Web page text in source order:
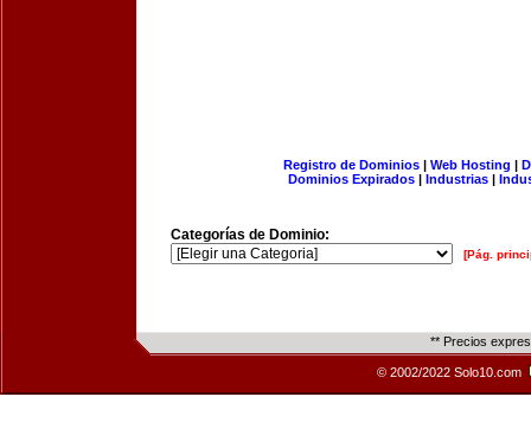
Registro de Dominios| Web Hosting |
Dominios Expirados | Industrias |
Categorías de Dominio:
[Pág.
** Precios
© 2002/2022 Solo10.com